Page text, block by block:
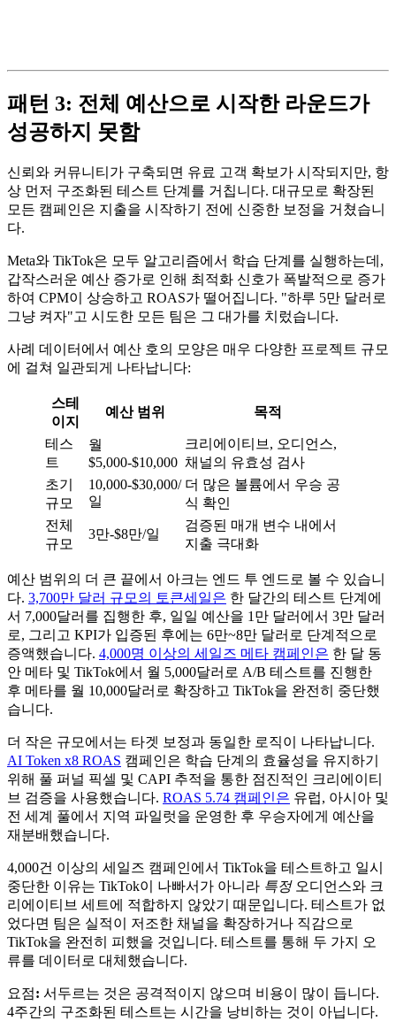
패턴 3: 전체 예산으로 시작한 라운드가
성공하지 못함
신뢰와 커뮤니티가 구축되면 유료 고객 확보가 시작되지만, 항
상 먼저 구조화된 테스트 단계를 거칩니다. 대규모로 확장된
모든 캠페인은 지출을 시작하기 전에 신중한 보정을 거쳤습니
다.
Meta와 TikTok은 모두 알고리즘에서 학습 단계를 실행하는데,
갑작스러운 예산 증가로 인해 최적화 신호가 폭발적으로 증가
하여 CPM이 상승하고 ROAS가 떨어집니다. "하루 5만 달러로
그냥 켜자"고 시도한 모든 팀은 그 대가를 치렀습니다.
사례 데이터에서 예산 호의 모양은 매우 다양한 프로젝트 규모
에 걸쳐 일관되게 나타납니다:
스테
이지
예산 범위 목적
테스
트
월
$5,000-$10,000
크리에이티브, 오디언스,
채널의 유효성 검사
초기
규모
10,000-$30,000/
일
더 많은 볼륨에서 우승 공
식 확인
전체
규모
3만-$8만/일
검증된 매개 변수 내에서
지출 극대화
예산 범위의 더 큰 끝에서 아크는 엔드 투 엔드로 볼 수 있습니
다. 3,700만 달러 규모의 토큰세일은 한 달간의 테스트 단계에
서 7,000달러를 집행한 후, 일일 예산을 1만 달러에서 3만 달러
로, 그리고 KPI가 입증된 후에는 6만~8만 달러로 단계적으로
증액했습니다. 4,000명 이상의 세일즈 메타 캠페인은 한 달 동
안 메타 및 TikTok에서 월 5,000달러로 A/B 테스트를 진행한
후 메타를 월 10,000달러로 확장하고 TikTok을 완전히 중단했
습니다.
더 작은 규모에서는 타겟 보정과 동일한 로직이 나타납니다.
AI Token x8 ROAS 캠페인은 학습 단계의 효율성을 유지하기
위해 풀 퍼널 픽셀 및 CAPI 추적을 통한 점진적인 크리에이티
브 검증을 사용했습니다. ROAS 5.74 캠페인은 유럽, 아시아 및
전 세계 풀에서 지역 파일럿을 운영한 후 우승자에게 예산을
재분배했습니다.
4,000건 이상의 세일즈 캠페인에서 TikTok을 테스트하고 일시
중단한 이유는 TikTok이 나빠서가 아니라 특정오디언스와 크
리에이티브 세트에 적합하지 않았기 때문입니다. 테스트가 없
었다면 팀은 실적이 저조한 채널을 확장하거나 직감으로
TikTok을 완전히 피했을 것입니다. 테스트를 통해 두 가지 오
류를 데이터로 대체했습니다.
요점: 서두르는 것은 공격적이지 않으며 비용이 많이 듭니다.
4주간의 구조화된 테스트는 시간을 낭비하는 것이 아닙니다.